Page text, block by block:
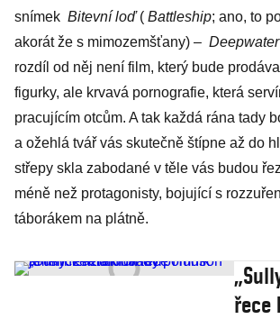
snímek Bitevní loď( Battleship; ano, to
akorát že s mimozemšťany) –
rozdíl od něj není film, který bude
figurky, ale krvavá pornografie, která
pracujícím otcům. A tak každá rána tady
a ožehlá tvář vás skutečně štípne až do
střepy skla zabodané v těle vás budou
méně než protagonisty, bojující s
táborákem na plátně.
řece